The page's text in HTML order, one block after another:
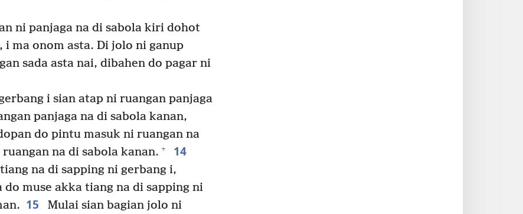
ni panjaga na di sabola kiri dohot
i ma onom asta. Di jolo ni ganup
sada asta nai, dibahen do pagar ni
i sian atap ni ruangan panjaga
panjaga na di sabola kanan,
do pintu masuk ni ruangan na
na di sabola kanan. + 14
na di sapping ni gerbang i,
muse akka tiang na di sapping ni
15
Mulai sian bagian jolo ni